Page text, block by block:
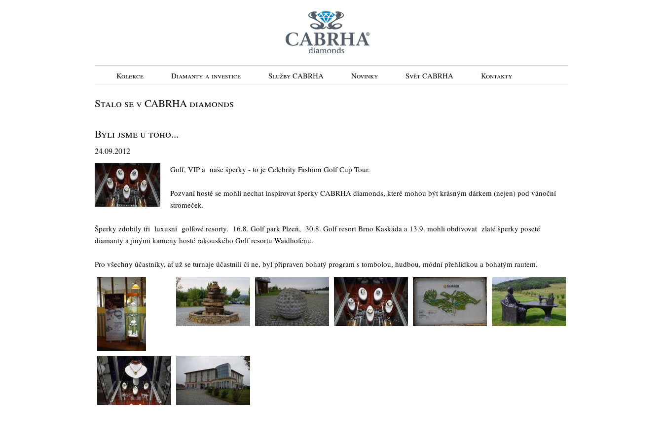
Kolekce Diamanty a investice Služby CABRHA Novinky Svět CABRHA Kontakty
Stalo se v CABRHA diamonds
Byli jsme u toho...
24.09.2012
Golf, VIP a naše šperky - to je Celebrity Fashion Golf Cup Tour.
Pozvaní hosté se mohli nechat inspirovat šperky CABRHA diamonds, které mohou být krásným dárkem (nejen) pod vánoční
stromeček.
Šperky zdobily tři luxusní golfové resorty. 16.8. Golf park Plzeň, 30.8. Golf resort Brno Kaskáda a 13.9. mohli obdivovat zlaté šperky poseté
diamanty a jinými kameny hosté rakouského Golf resortu Waidhofenu.
Pro všechny účastníky, ať už se turnaje účastnili či ne, byl připraven bohatý program s tombolou, hudbou, módní přehlídkou a bohatým rautem.